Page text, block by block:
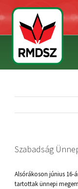
Szabadság
Alsórákoson június
tartottak ünnepi